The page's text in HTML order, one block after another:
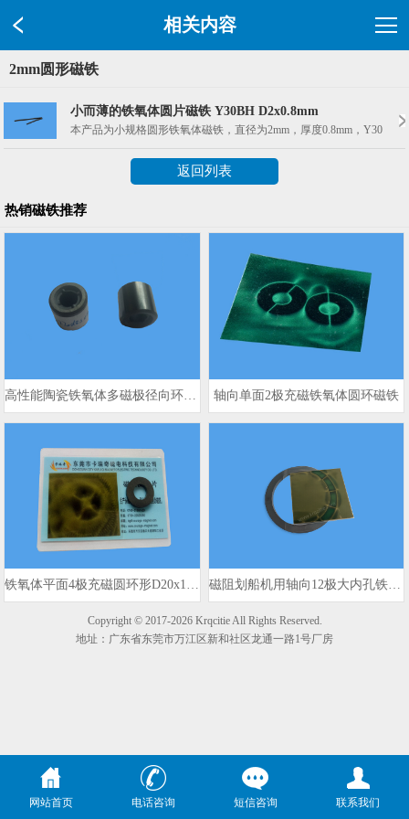
相关内容
2mm圆形磁铁
小而薄的铁氧体圆片磁铁 Y30BH D2x0.8mm
本产品为小规格圆形铁氧体磁铁，直径为2mm，厚度0.8mm，
返回列表
热销磁铁推荐
轴向单面2极充磁铁氧体圆环磁铁
铁氧体平面4极充磁圆环形D20x10x3mm 980gs 磁阻划船机用轴向12极大内孔铁氧体磁环
Copyright © 2017-2026 Krqcitie All Rights Reserved.
地址：广东省东莞市万江区新和社区龙通一路1号厂房
网站首页 电话咨询 短信咨询 联系我们